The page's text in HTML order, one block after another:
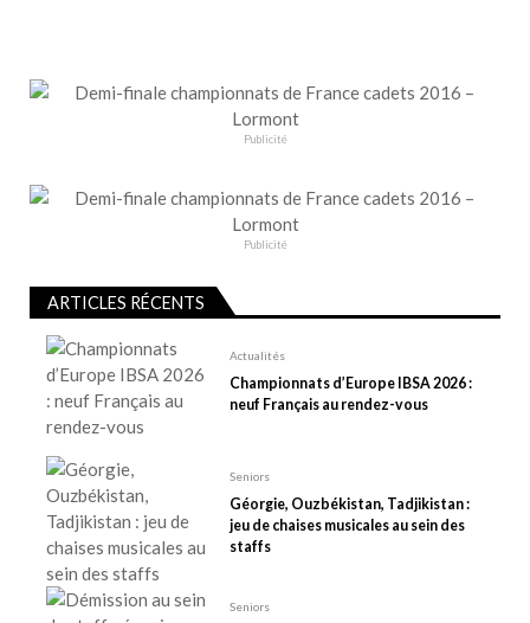
o
e
Publicité
Publicité
ARTICLES RÉCENTS
Actualités
Championnats d’Europe IBSA 2026 :
neuf Français au rendez-vous
Seniors
Géorgie, Ouzbékistan, Tadjikistan :
jeu de chaises musicales au sein des
staffs
Seniors